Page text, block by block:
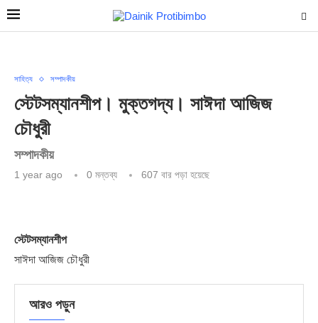
সাহিত্য সম্পাদকীয়
স্টেটসম্যানশীপ। মুক্তগদ্য। সাঈদা আজিজ
চৌধুরী
সম্পাদকীয়
1 year ago 0 মন্তব্য 607 বার পড়া হয়েছে
স্টেটসম্যানশীপ
সাঈদা আজিজ চৌধুরী
আরও পড়ুন